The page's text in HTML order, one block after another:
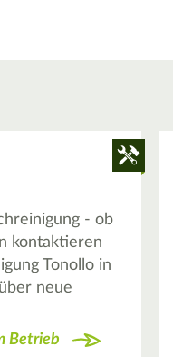
- ob
kontaktieren
Tonollo in
neue
Betrieb